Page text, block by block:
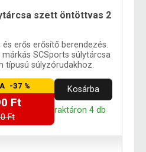
szett öntöttvas 2
és erős erősítő berendezés.
SCSports súlytárcsa
típusú súlyzórudakhoz.
-37 %
Ft
Ft
Kosárba
raktáron 4 db